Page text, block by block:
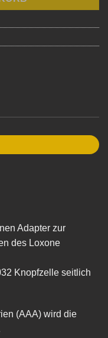
Adapter zur
des Loxone
Knopfzelle seitlich
(AAA) wird die